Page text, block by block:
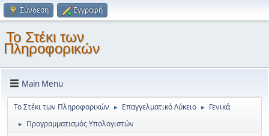
Σύνδεση Εγγραφή
Το Στέκι των
Πληροφορικών
Main Menu
Το Στέκι των Πληροφορικών ► Επαγγελματικό Λύκειο ► Γενικά
► Προγραμματισμός Υπολογιστών